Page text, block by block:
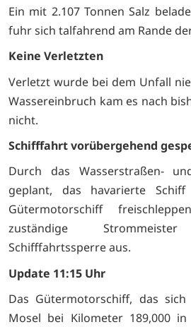
Ein mit 2.107 Tonnen Salz
fuhr sich talfahrend am Rande
Keine Verletzten
Verletzt wurde bei dem Unfall
Wassereinbruch kam es nach
nicht.
Schifffahrt vorübergehend
Durch das Wasserstraßen-
geplant, das havarierte
Gütermotorschiff
zuständige
Schifffahrtssperre aus.
Update 11:15 Uhr
Das Gütermotorschiff, das
Mosel bei Kilometer 189,000